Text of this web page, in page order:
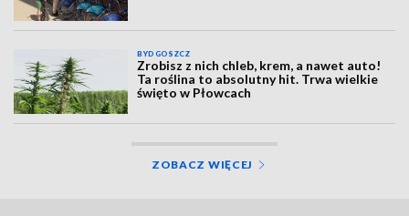
BYDGOSZCZ
Zrobisz z nich chleb, krem, a nawet auto!
Ta roślina to absolutny hit. Trwa wielkie
święto w Płowcach
ZOBACZ WIĘCEJ